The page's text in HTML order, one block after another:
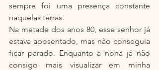
sempre foi uma presença constante
naquelas terras.
Na metade dos anos 80, esse senhor já
estava aposentado, mas não conseguia
ficar parado. Enquanto a nona já não
consigo mais visualizar em minha